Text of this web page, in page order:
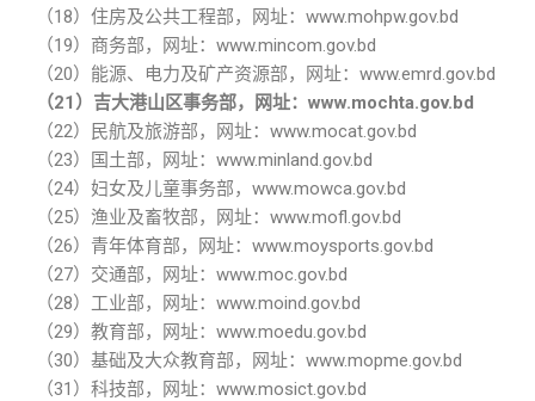
（18）住房及公共工程部，网址： www.mohpw.gov.bd
（19）商务部，网址： www.mincom.gov.bd
（20）能源、电力及矿产资源部，网址： www.emrd.gov.bd
（21 ）吉大港山区事务部，网址： www.mochta.gov.bd
（22）民航及旅游部，网址： www.mocat.gov.bd
（23）国土部，网址： www.minland.gov.bd
（24）妇女及儿童事务部， www.mowca.gov.bd
（25）渔业及畜牧部，网址： www.mofl.gov.bd
（26）青年体育部，网址： www.moysports.gov.bd
（27）交通部，网址： www.moc.gov.bd
（28）工业部，网址： www.moind.gov.bd
（29）教育部，网址： www.moedu.gov.bd
（30）基础及大众教育部，网址： www.mopme.gov.bd
（31 ）科技部，网址： www.mosict.gov.bd